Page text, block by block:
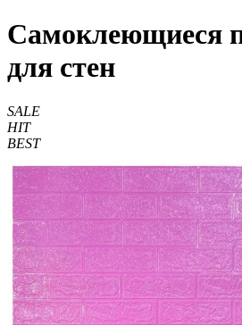
Самоклеющиеся
для стен
SALE
HIT
BEST